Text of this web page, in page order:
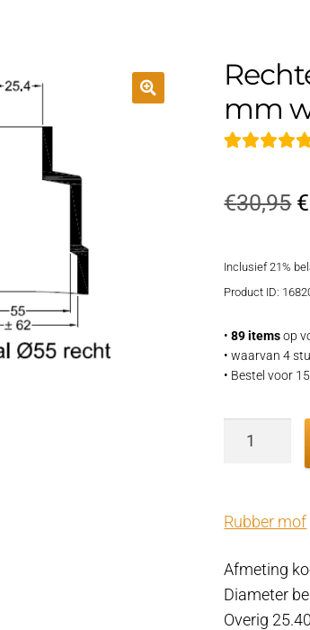
mm
gebaseerd op
ling
€30,95 €
Inclusief 21%
Product ID:
•89 itemsop
• waarvan 4
• Bestel voor
Rechte
55
aantal
Rubber mof
Afmeting
Diameter
Overig